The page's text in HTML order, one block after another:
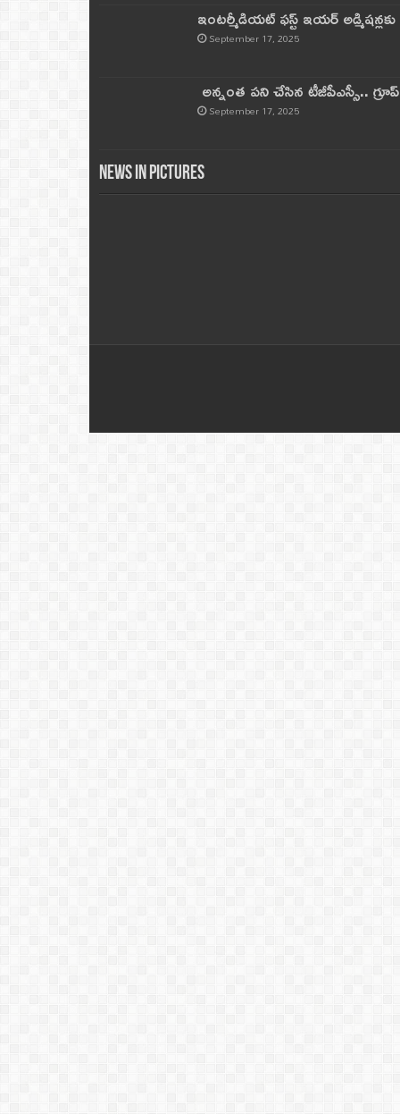
ఇంటర్మీడియట్ ఫస్ట్‌ ఇయర్‌
September 17, 2025
అన్నంత పని చేసిన టీజీపీఎస్సీ..
September 17, 2025
News in Pictures